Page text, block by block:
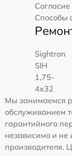
Способы
Sightron
SIH
1,75-
4x32
Мы занимаемся
обслуживанием
гарантийного
независимо и не
производителя.